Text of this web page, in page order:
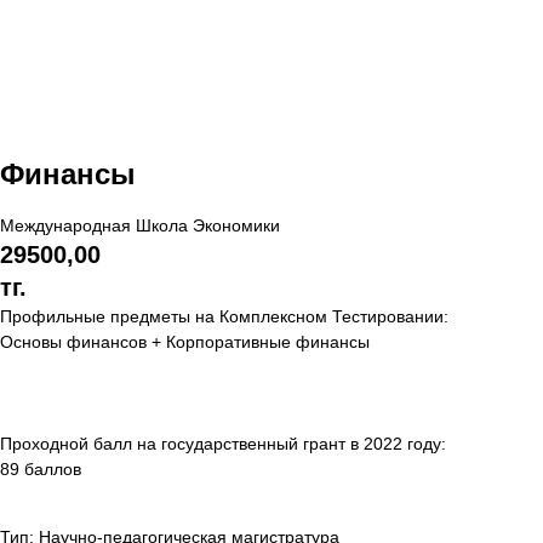
Финансы
Международная Школа Экономики
29500,00
тг.
Профильные предметы на Комплексном Тестировании:
Основы финансов + Корпоративные финансы
Проходной балл на государственный грант в 2022 году:
89 баллов
Тип: Научно-педагогическая магистратура